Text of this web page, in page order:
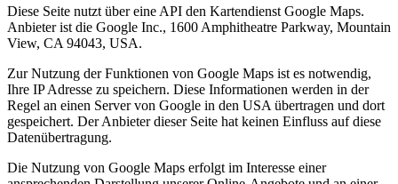
Diese Seite nutzt über eine API den Kartendienst Google Maps.
Anbieter ist die Google Inc., 1600 Amphitheatre Parkway, Mountain
View, CA 94043, USA.
Zur Nutzung der Funktionen von Google Maps ist es notwendig,
Ihre IP Adresse zu speichern. Diese Informationen werden in der
Regel an einen Server von Google in den USA übertragen und dort
gespeichert. Der Anbieter dieser Seite hat keinen Einfluss auf diese
Datenübertragung.
Die Nutzung von Google Maps erfolgt im Interesse einer